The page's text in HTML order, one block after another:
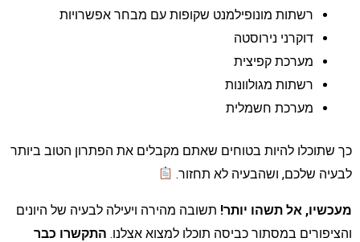
רשתות מונופילמנט שקופות עם מבחר אפשרויות
דוקרני נירוסטה
מערכת קפיצית
רשתות מגולוונות
מערכת חשמלית
שתוכלו להיות בטוחים שאתם מקבלים את הפתרון הטוב ביותר
שלכם, ושהבעיה לא תחזור.
אל תשהו יותר!תשובה מהירה ויעילה לבעיה של היונים
במסתור כביסה תוכלו למצוא אצלנו.התקשרו כבר